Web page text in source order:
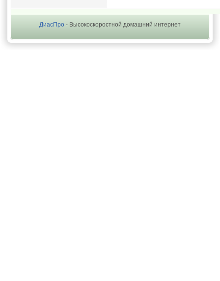
ДиасПро - Высокоскоростной домашний интернет